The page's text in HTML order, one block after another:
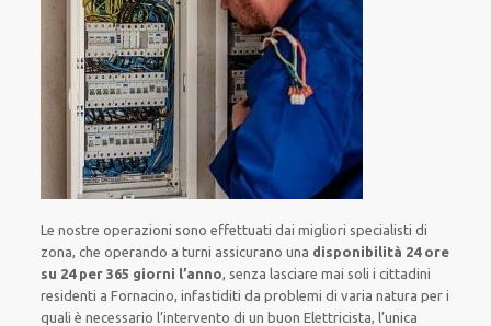
Le nostre operazioni sono effettuati dai migliori specialisti di
zona, che operando a turni assicurano una disponibilità 24 ore
su 24 per 365 giorni l’anno, senza lasciare mai soli i cittadini
residenti a Fornacino, infastiditi da problemi di varia natura per i
quali è necessario l’intervento di un buon Elettricista, l’unica